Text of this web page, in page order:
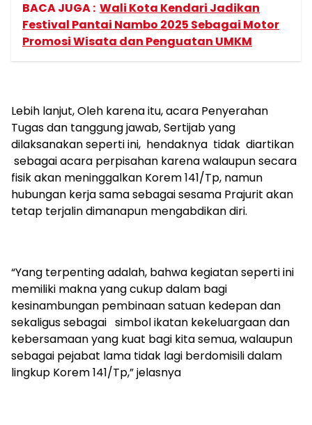
BACA JUGA : Wali Kota Kendari Jadikan
Festival Pantai Nambo 2025 Sebagai Motor
Promosi Wisata dan Penguatan UMKM
Lebih lanjut, Oleh karena itu, acara Penyerahan
Tugas dan tanggung jawab, Sertijab yang
dilaksanakan seperti ini, hendaknya tidak diartikan
sebagai acara perpisahan karena walaupun secara
fisik akan meninggalkan Korem 141/Tp, namun
hubungan kerja sama sebagai sesama Prajurit akan
tetap terjalin dimanapun mengabdikan diri.
“Yang terpenting adalah, bahwa kegiatan seperti ini
memiliki makna yang cukup dalam bagi
kesinambungan pembinaan satuan kedepan dan
sekaligus sebagai simbol ikatan kekeluargaan dan
kebersamaan yang kuat bagi kita semua, walaupun
sebagai pejabat lama tidak lagi berdomisili dalam
lingkup Korem 141/Tp,” jelasnya